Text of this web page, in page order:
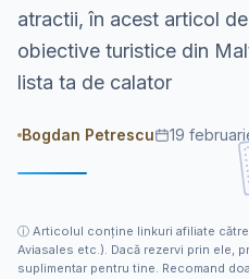
atractii, în acest articol
obiective turistice din
lista ta de calator
Bogdan Petrescu 19
ⓘ Articolul conține linkuri afiliate
Aviasales etc.). Dacă rezervi prin ele,
suplimentar pentru tine. Recomand